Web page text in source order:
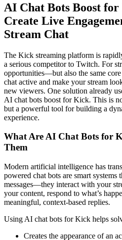
AI Chat Bots Boost
Create Live
Stream Chat
The Kick streaming platform is
a serious competitor to Twitch. For
opportunities—but also the same
chat active and make your stream
new viewers. One solution already
AI chat bots boost for Kick. This is
but a powerful tool for building a
experience.
What Are AI Chat Bots for
Them
Modern artificial intelligence has
powered chat bots are smart systems
messages—they interact with your
your content, respond to what’s
meaningful, context-based replies.
Using AI chat bots for Kick helps
Creates the appearance of an